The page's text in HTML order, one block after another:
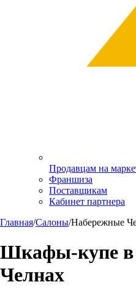
Продавцам на
Франшиза
Поставщикам
Кабинет партнера
Главная/Салоны/Набережные
Шкафы-купе в
Челнах